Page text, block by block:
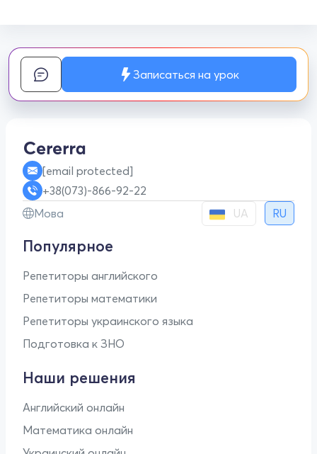
Записаться на урок
[email protected]
+38(073)-866-92-22
Мова
UA RU
Популярное
Репетиторы английского
Репетиторы математики
Репетиторы украинского языка
Подготовка к ЗНО
Наши решения
Английский онлайн
Математика онлайн